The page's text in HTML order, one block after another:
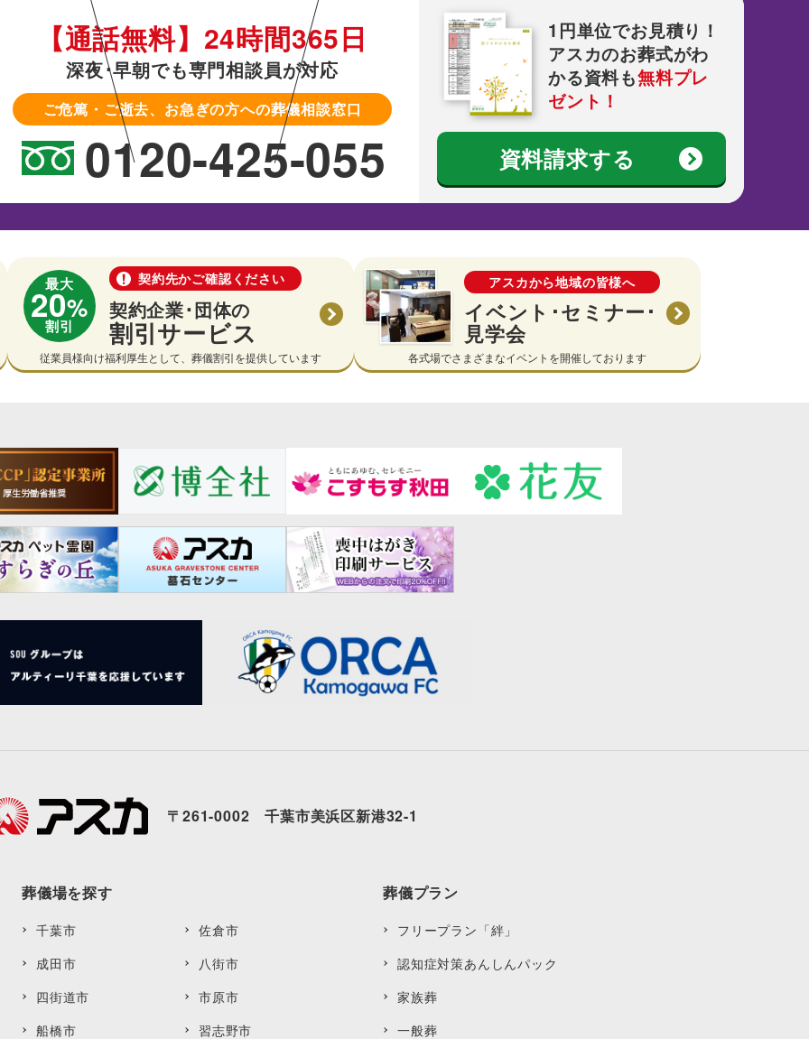
【通話無料】24時間365日
深夜･早朝でも専門相談員が対応
ご危篤・ご逝去、お急ぎの方への葬儀相談窓口
0120-425-055
1円単位でお見積り！
アスカのお葬式がわ
かる資料も無料プレ
ゼント！
資料請求する
最大
20%
割引
契約先かご確認ください
契約企業･団体の
割引サービス
従業員様向け福利厚生として、葬儀割引を提供しています
アスカから地域の皆様へ
イベント･セミナー･
見学会
各式場でさまざまなイベントを開催しております
〒261-0002 千葉市美浜区新港32-1
葬儀場を探す
千葉市
佐倉市
成田市
八街市
四街道市
市原市
船橋市
習志野市
葬儀プラン
フリープラン「絆」
認知症対策あんしんパック
家族葬
一般葬